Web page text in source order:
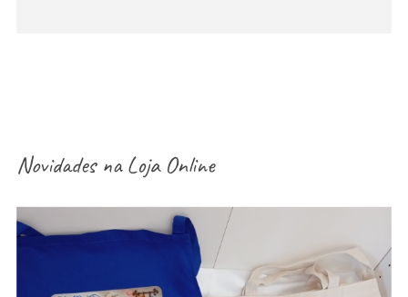
Novidades naLoja Online